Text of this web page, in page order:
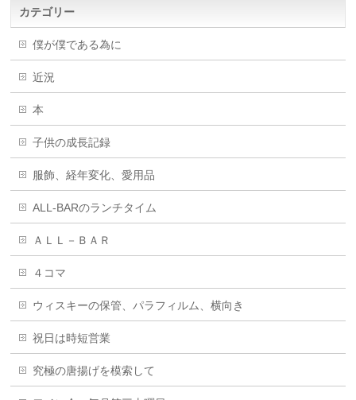
カテゴリー
僕が僕である為に
近況
本
子供の成長記録
服飾、経年変化、愛用品
ALL-BARのランチタイム
ＡＬＬ－ＢＡＲ
４コマ
ウィスキーの保管、パラフィルム、横向き
祝日は時短営業
究極の唐揚げを模索して